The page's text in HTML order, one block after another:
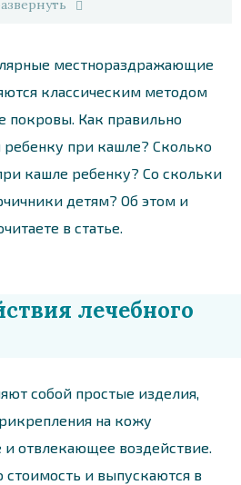
местнораздражающие
классическим методом
покровы. Как правильно
ребенку при кашле? Сколько
кашле ребенку? Со скольки
детям? Об этом и
в статье.
лечебного
собой простые изделия,
на кожу
отвлекающее воздействие.
и выпускаются в